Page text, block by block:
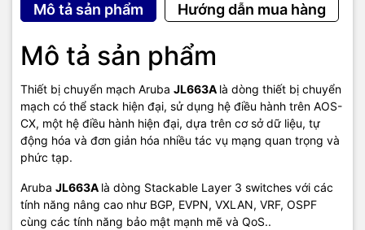
Mô tả sản phẩm Hướng dẫn mua hàng
Mô tả sản phẩm
Thiết bị chuyển mạch Aruba JL663A là dòng thiết bị chuyển
mạch có thể stack hiện đại, sử dụng hệ điều hành trên AOS-
CX, một hệ điều hành hiện đại, dựa trên cơ sở dữ liệu, tự
động hóa và đơn giản hóa nhiều tác vụ mạng quan trọng và
phức tạp.
Aruba JL663A là dòng Stackable Layer 3 switches với các
tính năng nâng cao như BGP, EVPN, VXLAN, VRF, OSPF
cùng các tính năng bảo mật mạnh mẽ và QoS..
bandwidth
virtual
interfaces
(dual stack)
1,000
IPv4 host
IPv6 host
table (ND)
28,800